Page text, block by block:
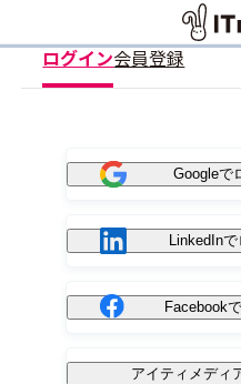
ログイン会員登録
Googleで
LinkedIn
Facebook
アイティメディ